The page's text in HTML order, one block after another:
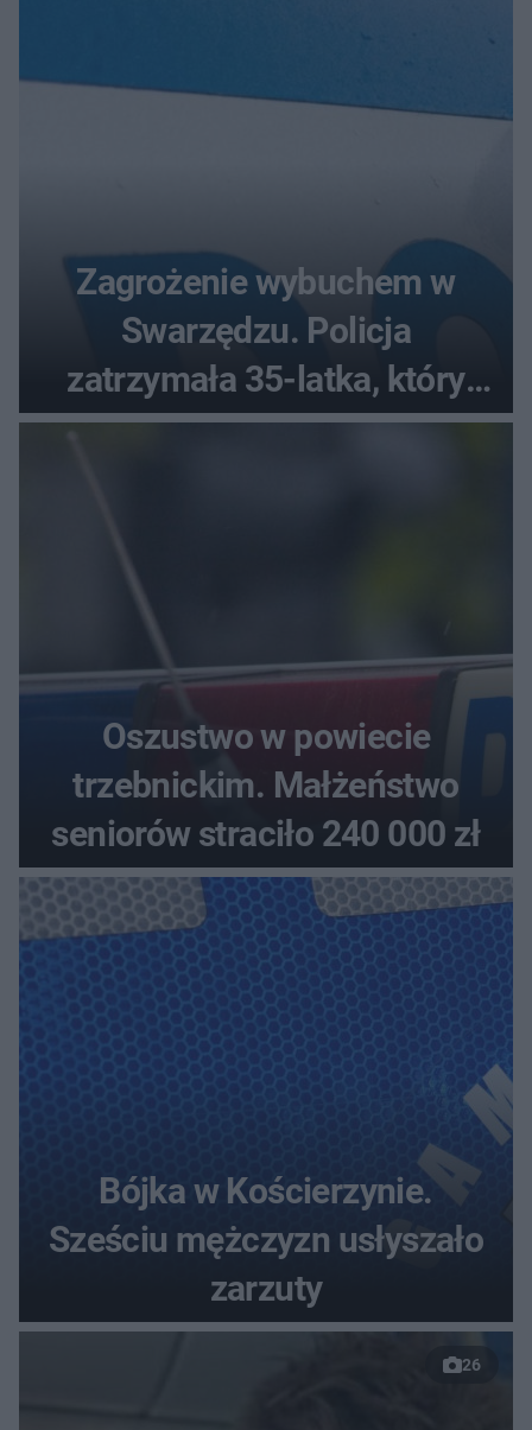
Zagrożenie wybuchem w
Swarzędzu. Policja
zatrzymała 35-latka, który
zgłosił ładunek w swoim
Oszustwo w powiecie
trzebnickim. Małżeństwo
seniorów straciło 240 000 zł
Bójka w Kościerzynie.
Sześciu mężczyzn usłyszało
zarzuty
26